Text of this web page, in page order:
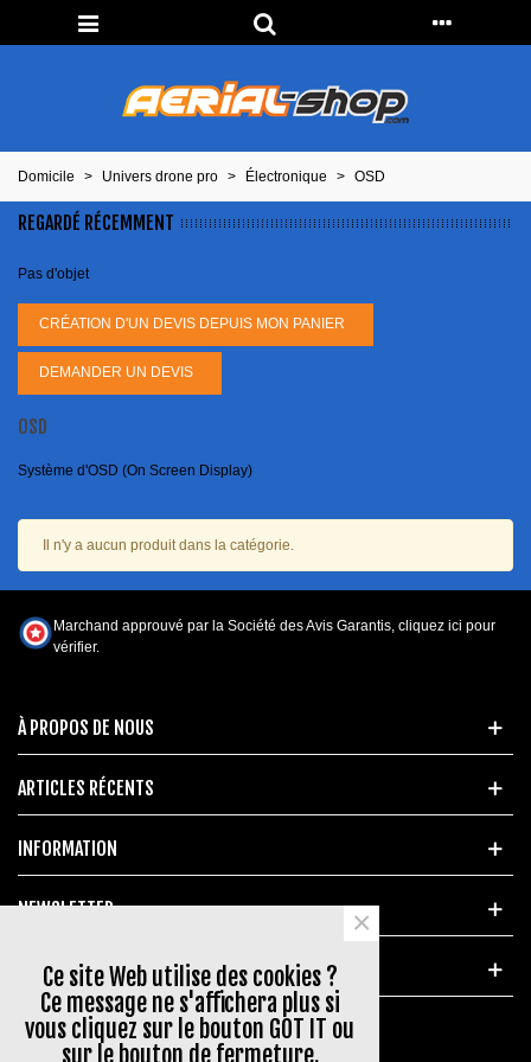
Domicile > Univers drone pro > Électronique > OSD
REGARDÉ RÉCEMMENT
Pas d'objet
CRÉATION D'UN DEVIS DEPUIS MON PANIER
DEMANDER UN DEVIS
OSD
Système d'OSD (On Screen Display)
Il n'y a aucun produit dans la catégorie.
À PROPOS DE NOUS
ARTICLES RÉCENTS
INFORMATION
NEWSLETTER
MARQUES POPULAIRES
Marchand approuvé par la Société des Avis Garantis, cliquez ici pour
vérifier.
Ce site Web utilise des cookies ?
Ce message ne s'affichera plus si
vous cliquez sur le bouton GOT IT ou
sur le bouton de fermeture.
×